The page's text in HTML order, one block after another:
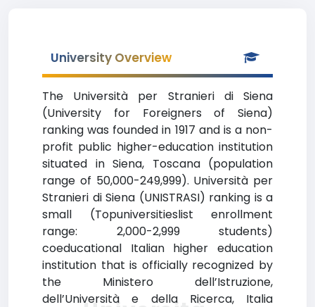
University Overview
The Università per Stranieri di Siena
(University for Foreigners of Siena)
ranking was founded in 1917 and is a non-
profit public higher-education institution
situated in Siena, Toscana (population
range of 50,000-249,999). Università per
Stranieri di Siena (UNISTRASI) ranking is a
small (Topuniversitieslist enrollment
range: 2,000-2,999 students)
coeducational Italian higher education
institution that is officially recognized by
the Ministero dell’Istruzione,
dell’Università e della Ricerca, Italia